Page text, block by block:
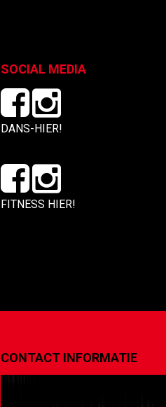
SOCIAL MEDIA
DANS-HIER!
FITNESS HIER!
CONTACT INFORMATIE